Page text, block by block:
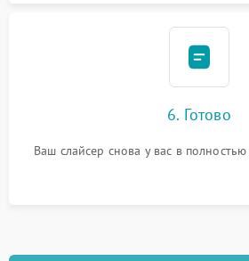
6. Готово
Ваш слайсер снова у вас в